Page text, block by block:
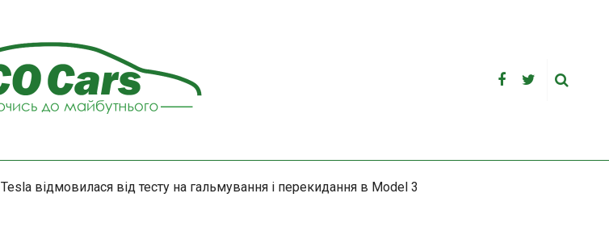
Tesla відмовилася від тесту на гальмування і перекидання в Model 3